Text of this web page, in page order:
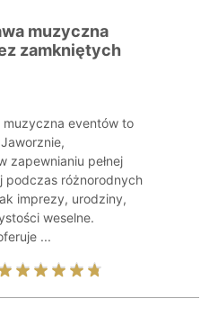
muzyczna
zamkniętych
muzyczna eventów to
zapewnianiu pełnej
podczas różnorodnych
imprezy, urodziny,
weselne.
...